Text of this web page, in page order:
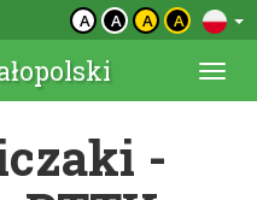
A A A A
-